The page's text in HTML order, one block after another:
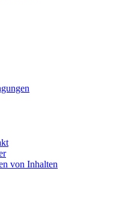
von Inhalten